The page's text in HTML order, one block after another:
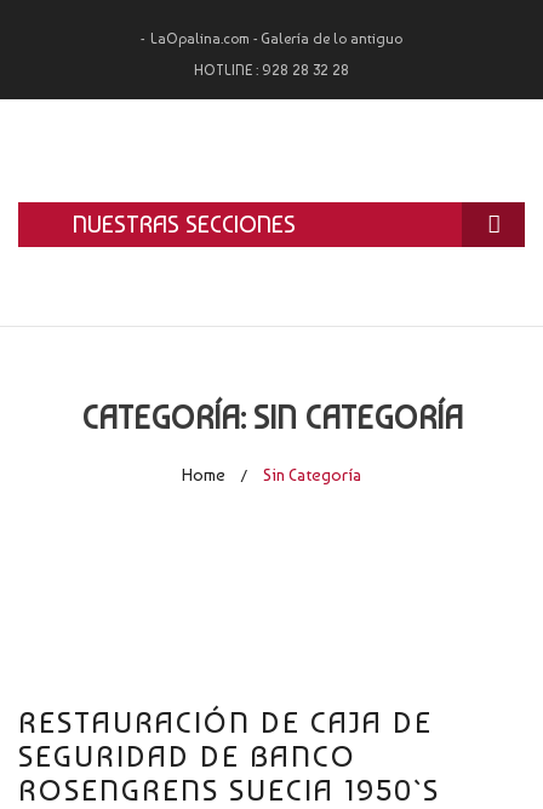
LaOpalina.com - Galería de lo antiguo
HOTLINE : 928 28 32 28
NUESTRAS SECCIONES
LA OPALINA
CATEGORÍA: SIN CATEGORÍA
Home / Sin Categoría
RESTAURACIÓN DE CAJA DE
SEGURIDAD DE BANCO
ROSENGRENS SUECIA 1950`S